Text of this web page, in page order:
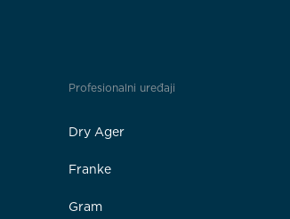
Profesionalni uređaji
Dry Ager
Franke
Gram